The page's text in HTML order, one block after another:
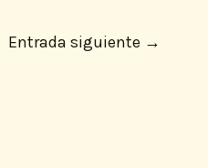
Entrada siguiente →